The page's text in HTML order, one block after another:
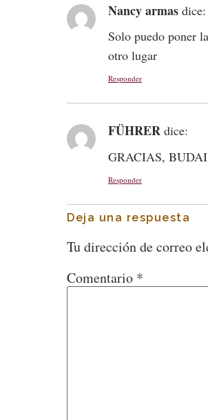
Nancy armas dice:
Solo puedo poner
otro lugar
Responder
FÜHRER dice:
GRACIAS,
Responder
Deja una respuesta
Tu dirección de correo
Comentario *